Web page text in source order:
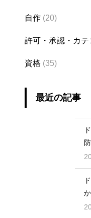
自作 (20)
許可・承認・カテ
資格 (35)
最近の記事